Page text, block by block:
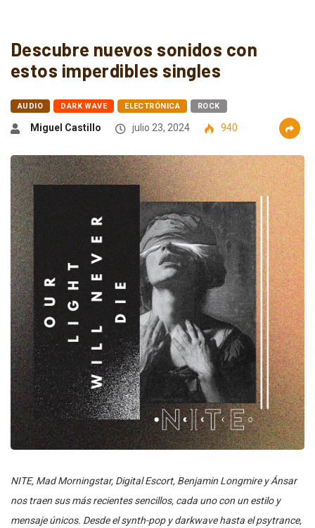
Descubre nuevos sonidos con
estos imperdibles singles
AUDIO DARK WAVE ELECTRÓNICA ROCK
Miguel Castillo julio 23, 2024 940
NITE, Mad Morningstar, Digital Escort, Benjamin Longmire y Ánsar
nos traen sus más recientes sencillos, cada uno con un estilo y
mensaje únicos. Desde el synth-pop y darkwave hasta el psytrance,